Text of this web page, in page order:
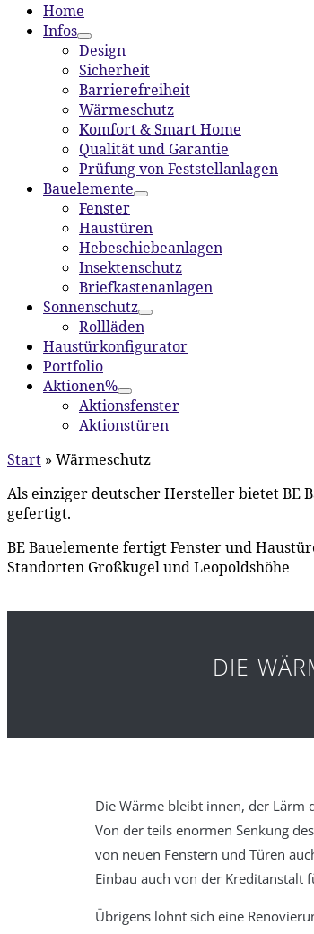
Home
Infos
Design
Sicherheit
Barrierefreiheit
Wärmeschutz
Komfort & Smart Home
Qualität und Garantie
Prüfung von Feststellanlagen
Bauelemente
Fenster
Haustüren
Hebeschiebeanlagen
Insektenschutz
Briefkastenanlagen
Sonnenschutz
Rollläden
Haustürkonfigurator
Portfolio
Aktionen%
Aktionsfenster
Aktionstüren
Start » Wärmeschutz
Als einziger deutscher Hersteller bietet BE
gefertigt.
BE Bauelemente fertigt Fenster und
Standorten Großkugel und Leopoldshöhe